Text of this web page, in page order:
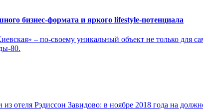
бизнес-формата и яркого lifestyle-потенциала
– по-своему уникальный объект не только
80.
отеля Рэдиссон Завидово: в ноябре 2018 года на